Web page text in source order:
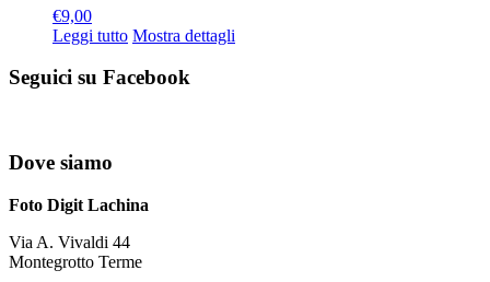
€9,00
Leggi tutto Mostra dettagli
Seguici su Facebook
Dove siamo
Foto Digit Lachina
Via A. Vivaldi 44
Montegrotto Terme